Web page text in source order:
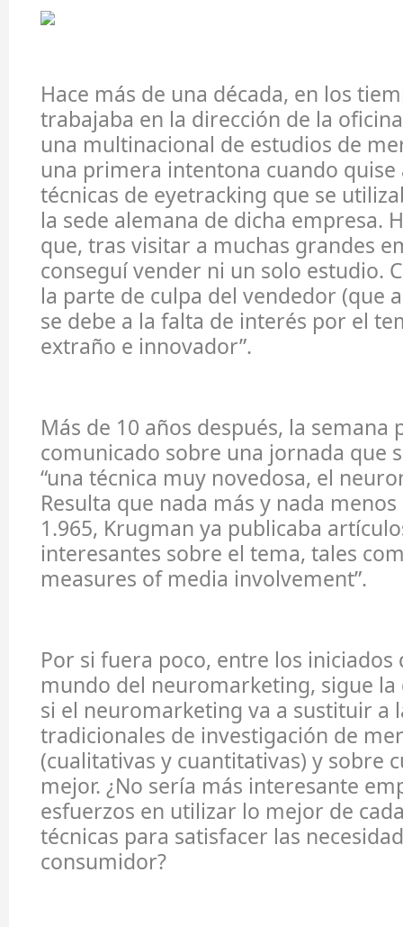
Hace más de una década, en los
trabajaba en la dirección de la
una multinacional de estudios de
una primera intentona cuando quise
técnicas de eyetracking que se
la sede alemana de dicha empresa.
que, tras visitar a muchas grandes
conseguí vender ni un solo estudio.
la parte de culpa del vendedor (que
se debe a la falta de interés por el
extraño e innovador”.
Más de 10 años después, la semana
comunicado sobre una jornada que
“una técnica muy novedosa, el
Resulta que nada más y nada
1.965, Krugman ya publicaba
interesantes sobre el tema, tales
measures of media involvement”.
Por si fuera poco, entre los
mundo del neuromarketing, sigue la
si el neuromarketing va a sustituir a
tradicionales de investigación de
(cualitativas y cuantitativas) y sobre
mejor. ¿No sería más interesante
esfuerzos en utilizar lo mejor de
técnicas para satisfacer las
consumidor?